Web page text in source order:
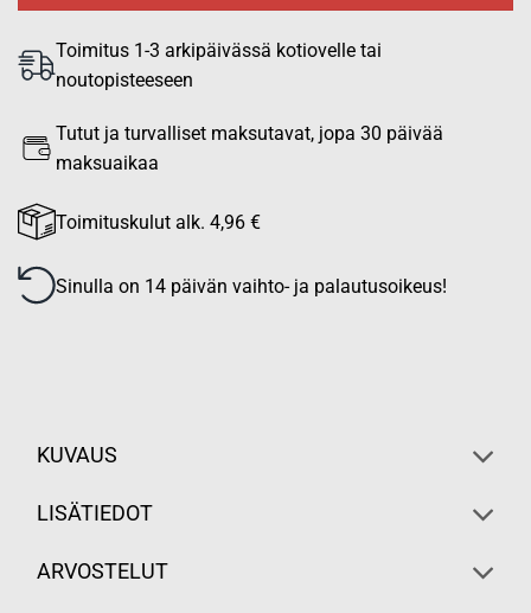
Toimitus 1-3 arkipäivässä kotiovelle tai
noutopisteeseen
Tutut ja turvalliset maksutavat, jopa 30 päivää
maksuaikaa
Toimituskulut alk. 4,96 €
Sinulla on 14 päivän vaihto- ja palautusoikeus!
KUVAUS
LISÄTIEDOT
ARVOSTELUT